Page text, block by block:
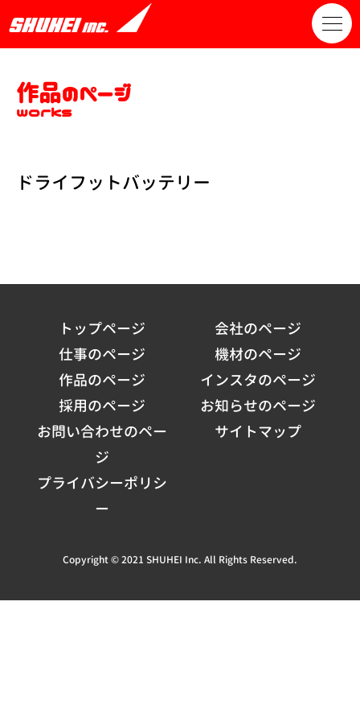
作品のページ
works
ドライフットバッテリー
トップページ
会社のページ
仕事のページ
機材のページ
作品のページ
インスタのページ
採用のページ
お知らせのページ
お問い合わせのペー
ジ
サイトマップ
プライバシーポリシ
ー
Copyright © 2021 SHUHEI Inc. All Rights Reserved.